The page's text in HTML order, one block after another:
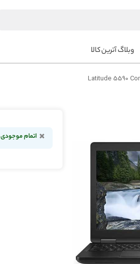
وبلاگ آترین کالا
اتمام موجودی